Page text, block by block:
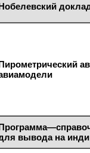
вывода на